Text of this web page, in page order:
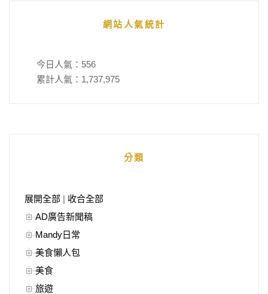
網站人氣統計
今日人氣： 556
累計人氣： 1,737,975
分類
展開全部 | 收合全部
AD廣告新聞稿
Mandy日常
美食懶人包
美食
旅遊